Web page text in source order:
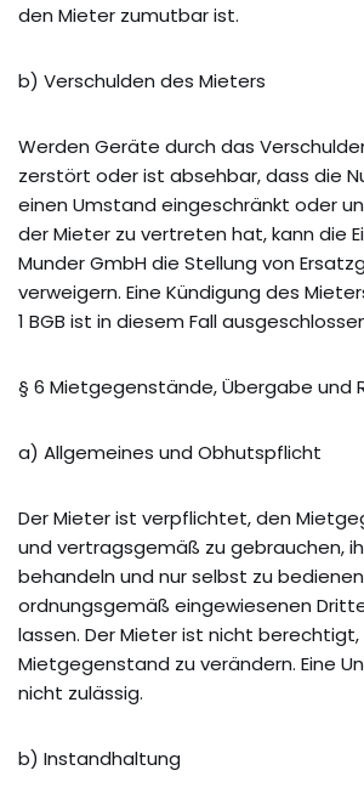
den Mieter zumutbar ist.
b) Verschulden des Mieters
Werden Geräte durch das
zerstört oder ist absehbar, dass die
einen Umstand eingeschränkt oder
der Mieter zu vertreten hat, kann die
Munder GmbH die Stellung von
verweigern. Eine Kündigung des
1 BGB ist in diesem Fall
§ 6 Mietgegenstände, Übergabe und
a) Allgemeines und Obhutspflicht
Der Mieter ist verpflichtet, den
und vertragsgemäß zu gebrauchen,
behandeln und nur selbst zu
ordnungsgemäß eingewiesenen
lassen. Der Mieter ist nicht berechtigt,
Mietgegenstand zu verändern. Eine
nicht zulässig.
b) Instandhaltung